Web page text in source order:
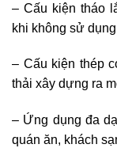
– Cấu kiện tháo
khi không sử
– Cấu kiện thép
thải xây dựng ra
– Ứng dụng đa
quán ăn, khách